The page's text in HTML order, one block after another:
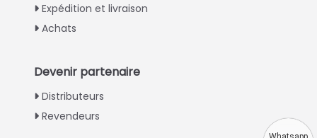
Expédition et livraison
Achats
Devenir partenaire
Distributeurs
Revendeurs
Urdu